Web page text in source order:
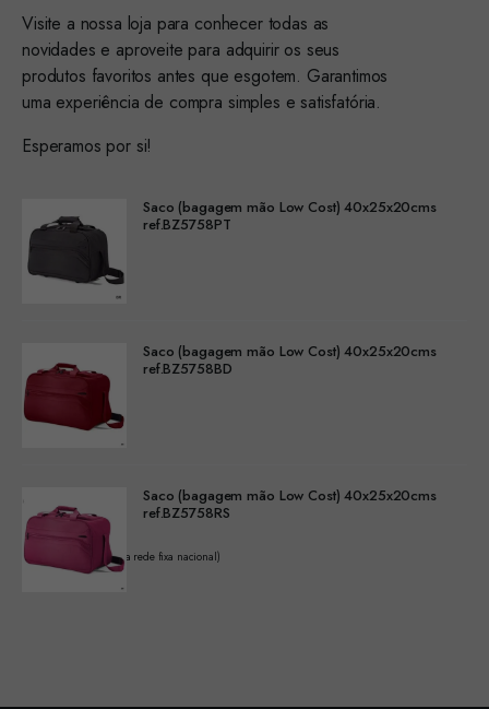
Visite a nossa loja para conhecer todas as
novidades e aproveite para adquirir os seus
produtos favoritos antes que esgotem. Garantimos
uma experiência de compra simples e satisfatória.
Esperamos por si!
Saco (bagagem mão Low Cost) 40x25x20cms
ref.BZ5758PT
Saco (bagagem mão Low Cost) 40x25x20cms
ref.BZ5758BD
Saco (bagagem mão Low Cost) 40x25x20cms
ref.BZ5758RS
(Chamada para a rede fixa nacional)